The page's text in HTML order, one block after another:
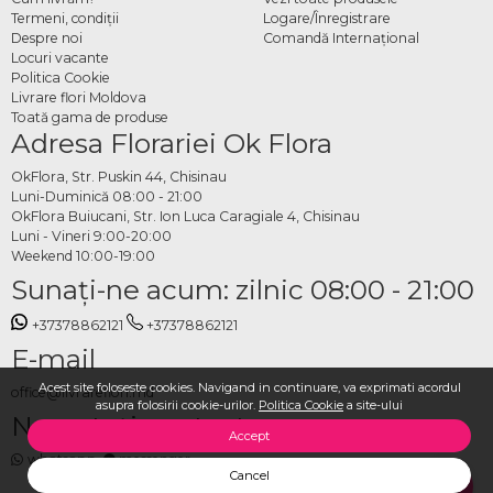
Acest site foloseste cookies. Navigand in continuare, va exprimati acordul
asupra folosirii cookie-urilor. Politica Cookie a site-ului
Accept
Cancel
livrare
Pe OkFlora găsești întreaga colecție de buchete și compoziții cu gladiole,
disponibilă pentru comandă online. Selectezi culoarea, formatul și data livrării, iar
OkFlora se ocupă de pregătire și transport. Un buchet de gladiole livrat la timp
spune mai mult decât orice mesaj scris.
Termeni, condiţii
Despre noi
Locuri vacante
Politica Cookie
Livrare flori Moldova
Toată gama de produse
Logare/Înregistrare
Comandă Internațional
Adresa Florariei Ok Flora
OkFlora, Str. Puskin 44, Chisinau
Luni-Duminică 08:00 - 21:00
OkFlora Buiucani, Str. Ion Luca Caragiale 4, Chisinau
Luni - Vineri 9:00-20:00
Weekend 10:00-19:00
Sunaţi-ne acum: zilnic 08:00 - 21:00
+37378862121 +37378862121
E-mail
office@livrareflori.md
Ne puteți contacta:
whatsapp, messenger